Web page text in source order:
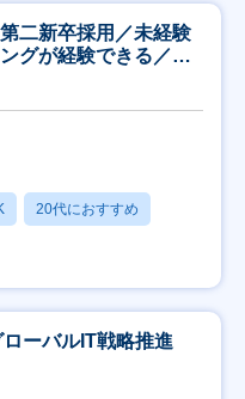
二新卒採用／未経験
グが経験できる／研
20代におすすめ
ーバルIT戦略推進